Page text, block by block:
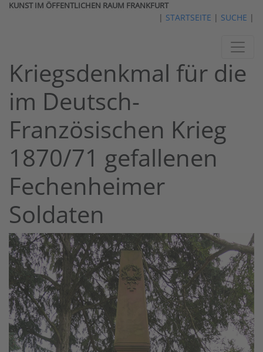
KUNST IM ÖFFENTLICHEN RAUM FRANKFURT
| STARTSEITE | SUCHE |
Kriegsdenkmal für die
im Deutsch-
Französischen Krieg
1870/71 gefallenen
Fechenheimer
Soldaten